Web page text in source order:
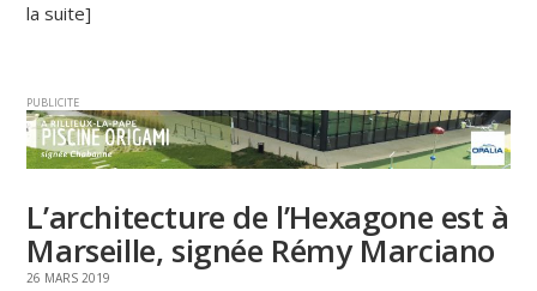
la suite]
PUBLICITE
L’architecture de l’Hexagone est à
Marseille, signée Rémy Marciano
26 MARS 2019